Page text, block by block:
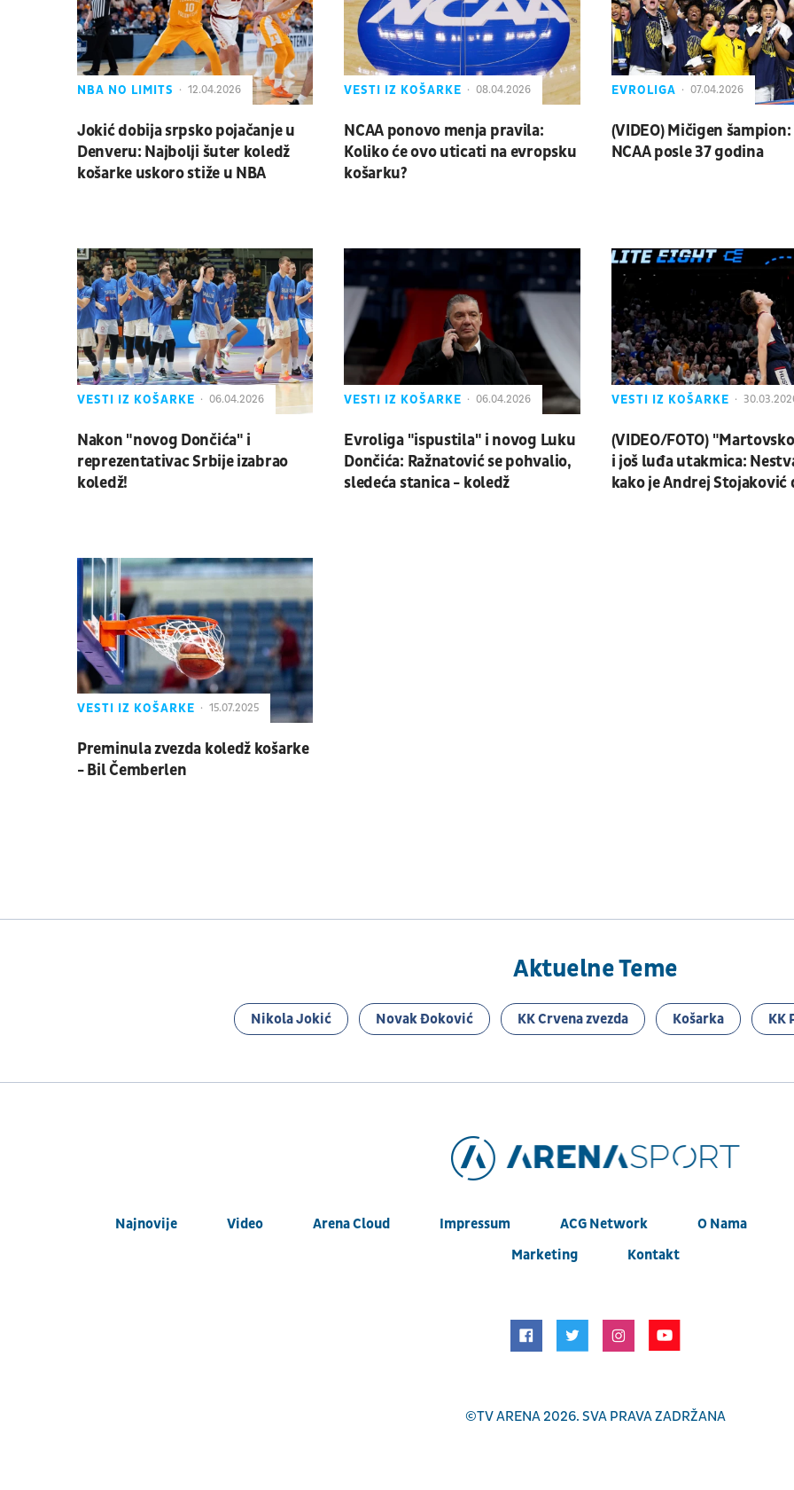
NBA NO LIMITS 12.04.2026
Jokić dobija srpsko pojačanje u
Denveru: Najbolji šuter koledž
košarke uskoro stiže u NBA
VESTI IZ KOŠARKE 08.04.2026
NCAA ponovo menja pravila:
Koliko će ovo uticati na evropsku
košarku?
EVROLIGA 07.04.2026
(VIDEO) Mičigen
NCAA posle 37 godina
VESTI IZ KOŠARKE 06.04.2026
Nakon "novog Dončića" i
reprezentativac Srbije izabrao
koledž!
VESTI IZ KOŠARKE 06.04.2026
Evroliga "ispustila" i novog Luku
Dončića: Ražnatović se pohvalio,
sledeća stanica - koledž
VESTI IZ KOŠARKE
(VIDEO/FOTO)
i još luđa utakmica:
kako je Andrej Stojaković
VESTI IZ KOŠARKE 15.07.2025
Preminula zvezda koledž košarke
- Bil Čemberlen
Aktuelne Teme
Nikola Jokić Novak Đoković KK Crvena zvezda Košarka KK
Najnovije Video Arena Cloud Impressum ACG Network O Nama
Marketing
Kontakt
©TV ARENA2026. SVA PRAVA ZADRŽANA